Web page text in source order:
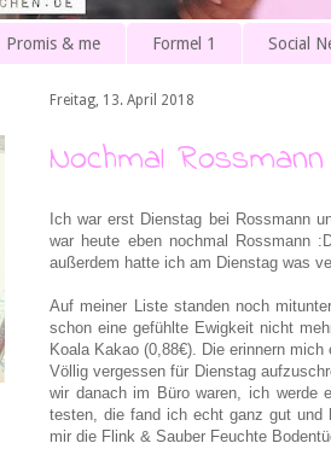
Promis & me Formel 1 Social
Freitag, 13. April 2018
Nochmal
Ich war erst Dienstag bei Rossmann
war heute eben nochmal Rossmann
außerdem hatte ich am Dienstag was
Auf meiner Liste standen noch
schon eine gefühlte Ewigkeit nicht
Koala Kakao (0,88€). Die erinnern
Völlig vergessen für Dienstag
wir danach im Büro waren, ich werde
testen, die fand ich echt ganz gut und
mir die Flink & Sauber Feuchte